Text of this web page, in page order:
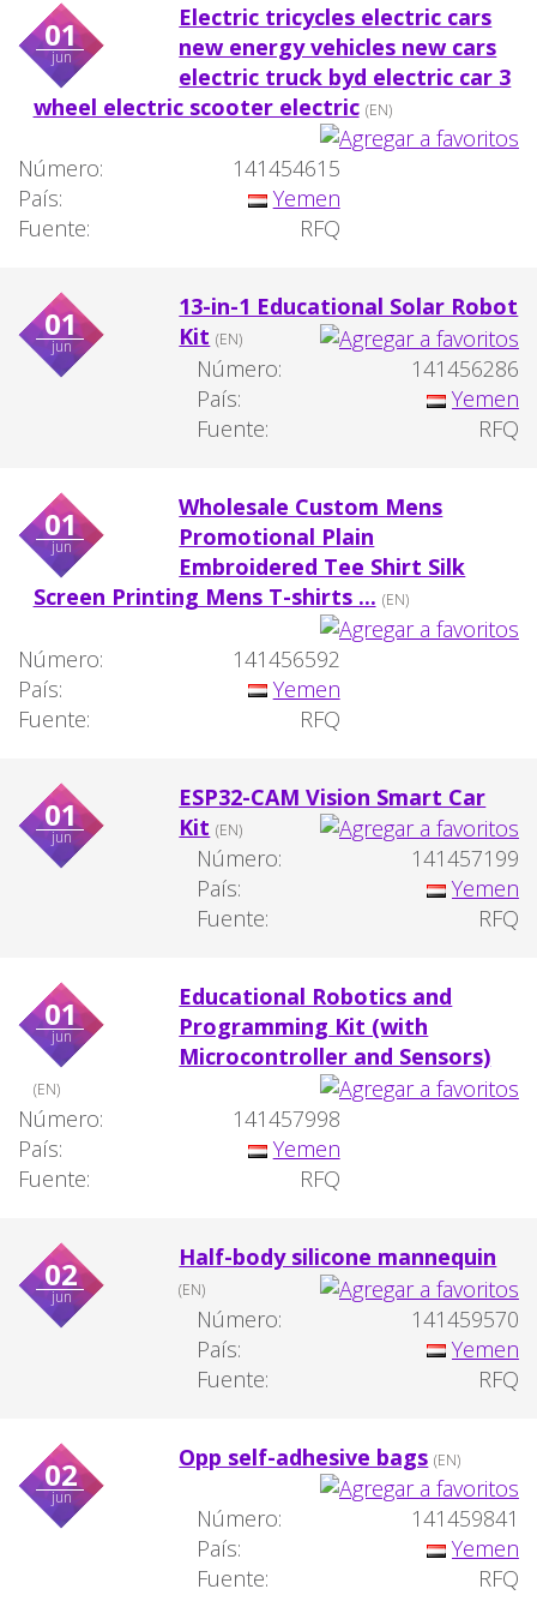
01
jun
Electric tricycles electric cars
new energy vehicles new cars
electric truck byd electric car 3
wheel electric scooter electric (EN)
Número:
141454615
País:
Yemen
Fuente:
RFQ
01
jun
13-in-1 Educational Solar Robot
Kit (EN)
Número:
141456286
País:
Yemen
Fuente:
RFQ
01
jun
Wholesale Custom Mens
Promotional Plain
Embroidered Tee Shirt Silk
Screen Printing Mens T-shirts ... (EN)
Número:
141456592
País:
Yemen
Fuente:
RFQ
01
jun
​ESP32-CAM Vision Smart Car
Kit (EN)
Número:
141457199
País:
Yemen
Fuente:
RFQ
01
jun
Educational Robotics and
Programming Kit (with
Microcontroller and Sensors)
(EN)
Número:
141457998
País:
Yemen
Fuente:
RFQ
02
jun
Half-body silicone mannequin
(EN)
Número:
141459570
País:
Yemen
Fuente:
RFQ
02
jun
Opp self-adhesive bags (EN)
Número:
141459841
País:
Yemen
Fuente:
RFQ